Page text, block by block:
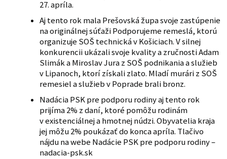
27. apríla.
Aj tento rok mala Prešovská župa svoje zastúpenie
na originálnej súťaži Podporujeme remeslá, ktorú
organizuje SOŠ technická v Košiciach. V silnej
konkurencii ukázali svoje kvality a zručnosti Adam
Slimák a Miroslav Jura z SOŠ podnikania a služieb
v Lipanoch, ktorí získali zlato. Mladí murári z SOŠ
remesiel a služieb v Poprade brali bronz.
Nadácia PSK pre podporu rodiny aj tento rok
prijíma 2% z daní, ktoré pomôžu rodinám
v existenciálnej a hmotnej núdzi. Obyvatelia kraja
jej môžu 2% poukázať do konca apríla. Tlačivo
nájdu na webe Nadácie PSK pre podporu rodiny –
nadacia-psk.sk